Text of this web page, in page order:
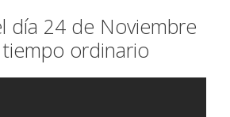
día 24 de Noviembre
tiempo ordinario